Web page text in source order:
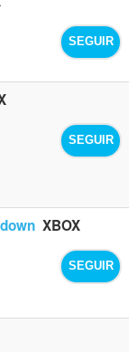
SEGUIR
SEGUIR
XBOX
SEGUIR